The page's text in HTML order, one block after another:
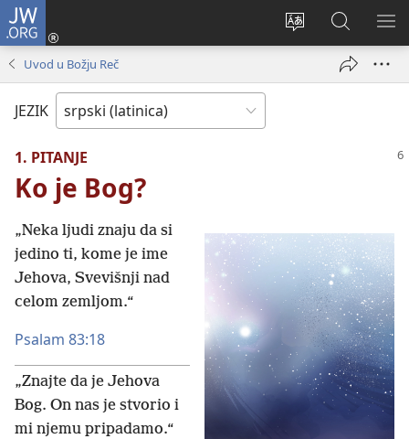
JW.ORG
Promeni
Prijava
(otvara
Pretraga
sajta
JW.ORG
Uvod u Božju Reč
JEZIK
1. PITANJE
Ko je Bog?
„Neka ljudi znaju da si
jedino ti, kome je ime
Jehova, Svevišnji nad
celom zemljom.“
Psalam 83:18
„Znajte da je Jehova
Bog. On nas je stvorio i
mi njemu pripadamo.“